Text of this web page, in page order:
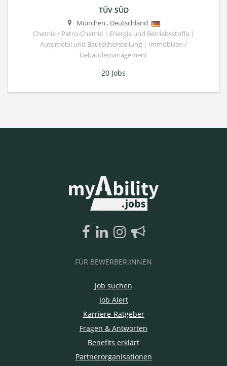
TÜV SÜD
München , Deutschland
Chemie / Petro-Chemie | Energie und Betriebsstoffe |
Automobil und Bauteilherstellung | Immobilien /
Gebäudemanagement
20 Jobs
FÜR BEWERBER:INNEN
Job suchen
Job Alert
Karriere-Ratgeber
Fragen & Antworten
Benefits erklärt
Partnerorganisationen